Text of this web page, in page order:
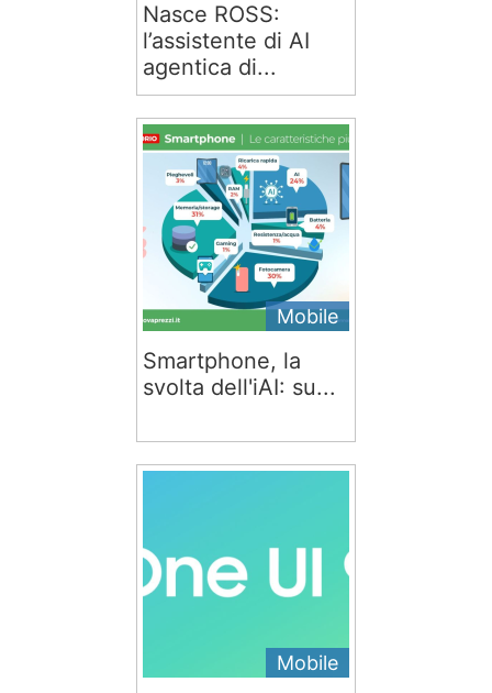
Nasce ROSS:
l’assistente di AI
agentica di...
Mobile
Smartphone, la
svolta dell'iAI: su...
Mobile